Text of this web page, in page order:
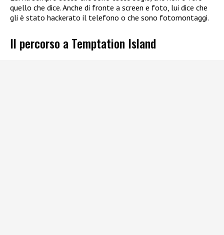
quello che dice. Anche di fronte a screen e foto, lui dice che
gli è stato hackerato il telefono o che sono fotomontaggi.
Il percorso a Temptation Island